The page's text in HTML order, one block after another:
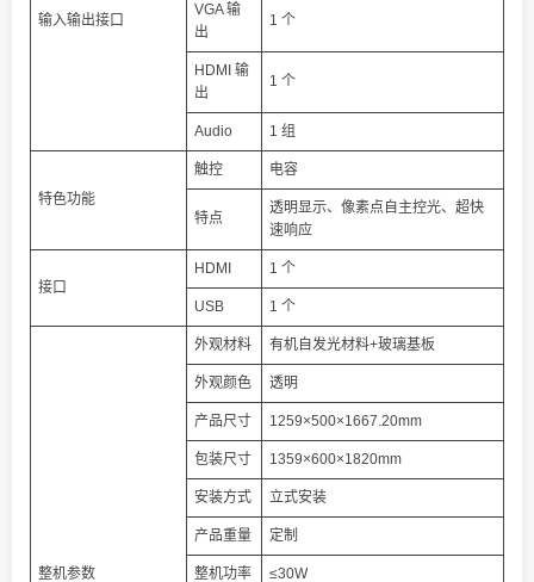
输入输出接口
VGA 输
出
1 个
HDMI 输
出
1 个
Audio 1 组
特色功能
触控 电容
特点
透明显示、像素点自主控光、超快
速响应
接口
HDMI 1 个
USB 1 个
整机参数
外观材料 有机自发光材料+玻璃基板
外观颜色 透明
产品尺寸 1259×500×1667.20mm
包装尺寸 1359×600×1820mm
安装方式 立式安装
产品重量 定制
整机功率 ≤30W